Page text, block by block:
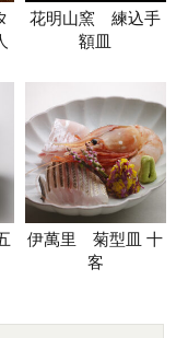
花明山窯 練込手
額皿
伊萬里 菊型皿 十
客